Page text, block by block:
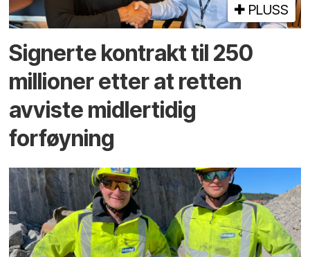
PLUSS
Signerte kontrakt til 250
millioner etter at retten
avviste midlertidig
forføyning